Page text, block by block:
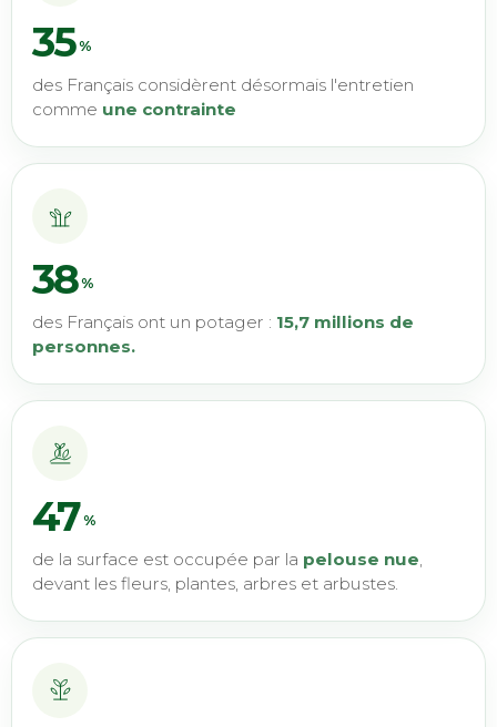
35 %
des Français considèrent désormais l'entretien
comme une contrainte
38 %
des Français ont un potager : 15,7 millions de
personnes.
47 %
de la surface est occupée par la pelouse nue,
devant les fleurs, plantes, arbres et arbustes.